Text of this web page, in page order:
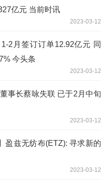
亿元 当前时讯
2023-03-12
2月签订订单12.92亿元 同
今头条
2023-03-12
事长蔡咏失联 已于2月中旬
2023-03-12
盈兹无纺布(ETZ): 寻求新的
2023-03-12